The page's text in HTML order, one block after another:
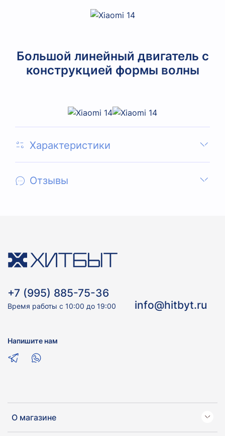
Большой линейный двигатель с
конструкцией формы волны
Характеристики
Отзывы
О магазине
+7 (995) 885-75-36
Время работы с 10:00 до 19:00 info@hitbyt.ru
Напишите нам